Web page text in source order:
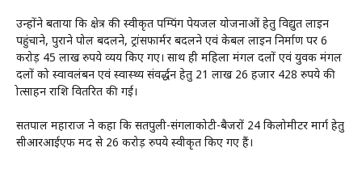
उन्होंने बताया कि क्षेत्र की स्वीकृत पम्पिंग पेयजल योजनाओं हेतु विद्युत लाइन
पहुंचाने, पुराने पोल बदलने, ट्रांसफार्मर बदलने एवं केबल लाइन निर्माण पर 6
करोड़ 45 लाख रुपये व्यय किए गए। साथ ही महिला मंगल दलों एवं युवक मंगल
दलों को स्वावलंबन एवं स्वास्थ्य संवर्द्धन हेतु 21 लाख 26 हजार 428 रुपये की
प्रोत्साहन राशि वितरित की गई।
सतपाल महाराज ने कहा कि सतपुली-संगलाकोटी-बैजरों 24 किलोमीटर मार्ग हेतु
सीआरआईएफ मद से 26 करोड़ रुपये स्वीकृत किए गए हैं।